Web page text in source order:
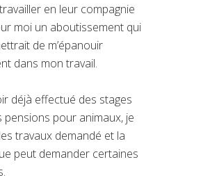
en leur compagnie
moi un aboutissement qui
de m’épanouir
dans mon travail.
déjà effectué des stages
pensions pour animaux, je
travaux demandé et la
peut demander certaines